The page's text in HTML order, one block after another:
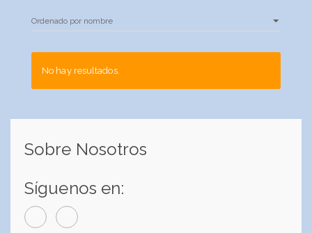
No hay resultados.
Sobre Nosotros
Síguenos en: